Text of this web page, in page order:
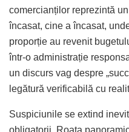
comercianților reprezintă
încasat, cine a încasat,
proporție au revenit
într-o administrație
un discurs vag despre
legătură verificabilă cu
Suspiciunile se extind
obligatorii. Roata